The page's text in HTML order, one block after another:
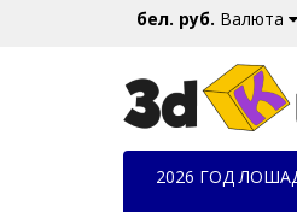
бел. руб. Валюта
2026 ГОД